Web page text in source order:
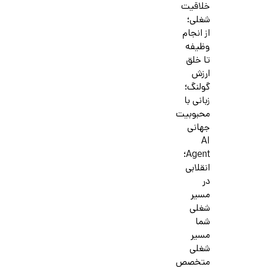
خلاقیت
شغلی؛
از انجام
وظیفه
تا خلق
ارزش
گولنگ؛
زبانی با
محبوبیت
جهانی
AI
Agent؛
انقلابی
در
مسیر
شغلی
شما
مسیر
شغلی
متخصص